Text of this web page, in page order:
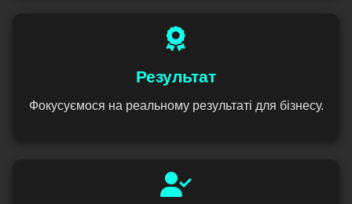
Результат
Фокусуємося на реальному результаті для бізнесу.